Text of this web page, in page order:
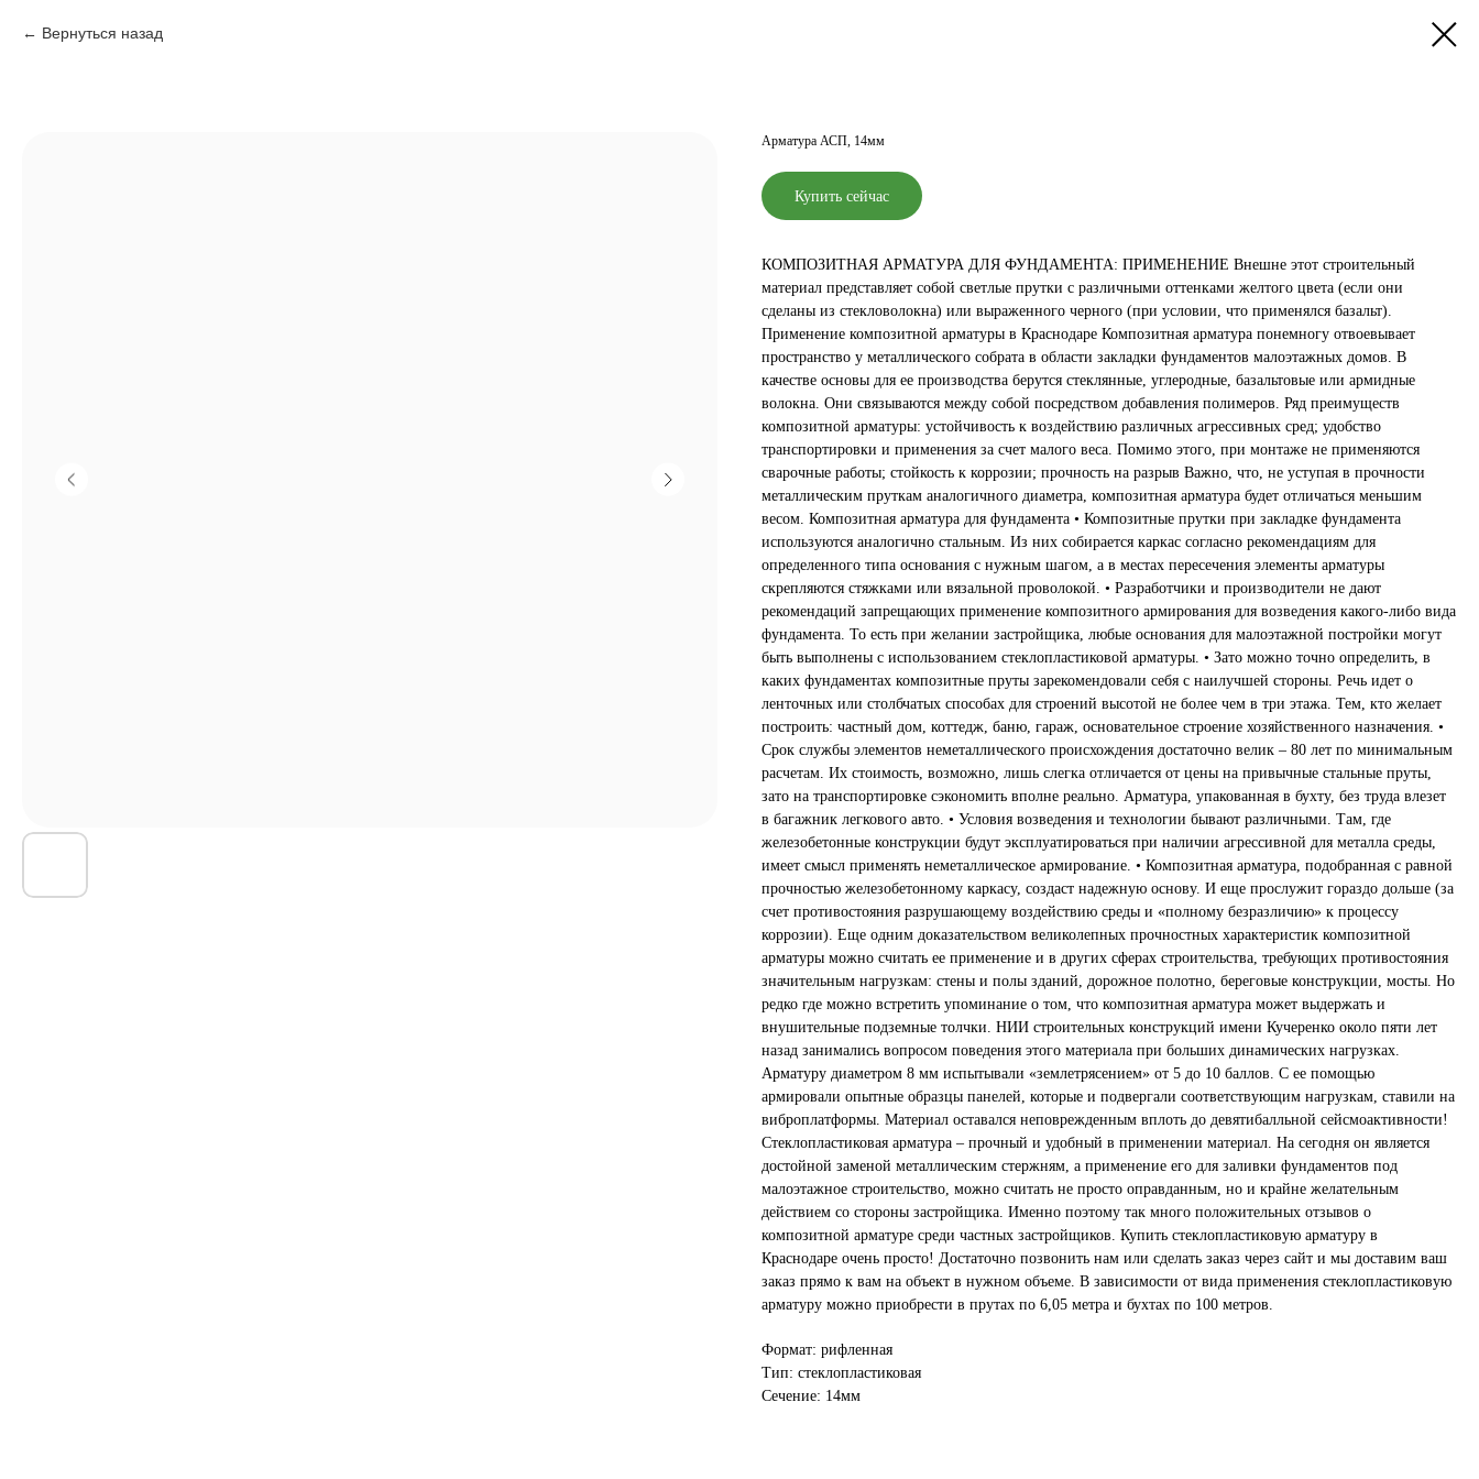
Вернуться назад
Арматура АСП, 14мм
Купить сейчас
КОМПОЗИТНАЯ АРМАТУРА ДЛЯ ФУНДАМЕНТА: ПРИМЕНЕНИЕ Внешне этот строительный
материал представляет собой светлые прутки с различными оттенками желтого цвета (если они
сделаны из стекловолокна) или выраженного черного (при условии, что применялся базальт).
Применение композитной арматуры в Краснодаре Композитная арматура понемногу отвоевывает
пространство у металлического собрата в области закладки фундаментов малоэтажных домов. В
качестве основы для ее производства берутся стеклянные, углеродные, базальтовые или армидные
волокна. Они связываются между собой посредством добавления полимеров. Ряд преимуществ
композитной арматуры: устойчивость к воздействию различных агрессивных сред; удобство
транспортировки и применения за счет малого веса. Помимо этого, при монтаже не применяются
сварочные работы; стойкость к коррозии; прочность на разрыв Важно, что, не уступая в прочности
металлическим пруткам аналогичного диаметра, композитная арматура будет отличаться меньшим
весом. Композитная арматура для фундамента • Композитные прутки при закладке фундамента
используются аналогично стальным. Из них собирается каркас согласно рекомендациям для
определенного типа основания с нужным шагом, а в местах пересечения элементы арматуры
скрепляются стяжками или вязальной проволокой. • Разработчики и производители не дают
рекомендаций запрещающих применение композитного армирования для возведения какого-либо вида
фундамента. То есть при желании застройщика, любые основания для малоэтажной постройки могут
быть выполнены с использованием стеклопластиковой арматуры. • Зато можно точно определить, в
каких фундаментах композитные пруты зарекомендовали себя с наилучшей стороны. Речь идет о
ленточных или столбчатых способах для строений высотой не более чем в три этажа. Тем, кто желает
построить: частный дом, коттедж, баню, гараж, основательное строение хозяйственного назначения. •
Срок службы элементов неметаллического происхождения достаточно велик – 80 лет по минимальным
расчетам. Их стоимость, возможно, лишь слегка отличается от цены на привычные стальные пруты,
зато на транспортировке сэкономить вполне реально. Арматура, упакованная в бухту, без труда влезет
в багажник легкового авто. • Условия возведения и технологии бывают различными. Там, где
железобетонные конструкции будут эксплуатироваться при наличии агрессивной для металла среды,
имеет смысл применять неметаллическое армирование. • Композитная арматура, подобранная с равной
прочностью железобетонному каркасу, создаст надежную основу. И еще прослужит гораздо дольше (за
счет противостояния разрушающему воздействию среды и «полному безразличию» к процессу
коррозии). Еще одним доказательством великолепных прочностных характеристик композитной
арматуры можно считать ее применение и в других сферах строительства, требующих противостояния
значительным нагрузкам: стены и полы зданий, дорожное полотно, береговые конструкции, мосты. Но
редко где можно встретить упоминание о том, что композитная арматура может выдержать и
внушительные подземные толчки. НИИ строительных конструкций имени Кучеренко около пяти лет
назад занимались вопросом поведения этого материала при больших динамических нагрузках.
Арматуру диаметром 8 мм испытывали «землетрясением» от 5 до 10 баллов. С ее помощью
армировали опытные образцы панелей, которые и подвергали соответствующим нагрузкам, ставили на
виброплатформы. Материал оставался неповрежденным вплоть до девятибалльной сейсмоактивности!
Стеклопластиковая арматура – прочный и удобный в применении материал. На сегодня он является
достойной заменой металлическим стержням, а применение его для заливки фундаментов под
малоэтажное строительство, можно считать не просто оправданным, но и крайне желательным
действием со стороны застройщика. Именно поэтому так много положительных отзывов о
композитной арматуре среди частных застройщиков. Купить стеклопластиковую арматуру в
Краснодаре очень просто! Достаточно позвонить нам или сделать заказ через сайт и мы доставим ваш
заказ прямо к вам на объект в нужном объеме. В зависимости от вида применения стеклопластиковую
арматуру можно приобрести в прутах по 6,05 метра и бухтах по 100 метров.
Формат: рифленная
Тип: стеклопластиковая
Сечение: 14мм